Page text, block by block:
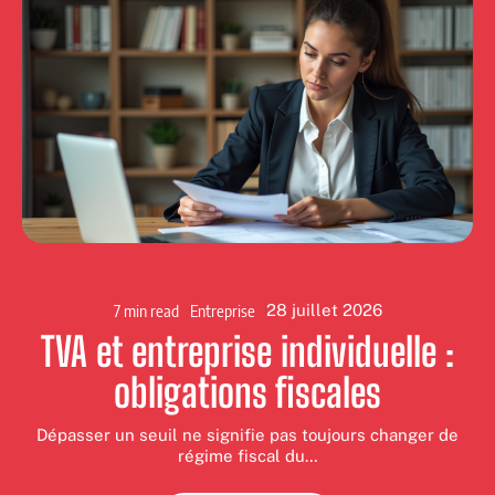
7 min read Entreprise 28 juillet 2026
TVA et entreprise individuelle :
obligations fiscales
Dépasser un seuil ne signifie pas toujours changer de
régime fiscal du…